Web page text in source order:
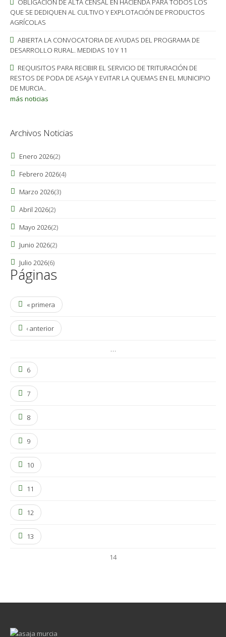
OBLIGACIÓN DE ALTA CENSAL EN HACIENDA PARA TODOS LOS
QUE SE DEDIQUEN AL CULTIVO Y EXPLOTACIÓN DE PRODUCTOS
AGRÍCOLAS
ABIERTA LA CONVOCATORIA DE AYUDAS DEL PROGRAMA DE
DESARROLLO RURAL. MEDIDAS 10 Y 11
REQUISITOS PARA RECIBIR EL SERVICIO DE TRITURACIÓN DE
RESTOS DE PODA DE ASAJA Y EVITAR LA QUEMAS EN EL MUNICIPIO
DE MURCIA..
más noticias
Archivos Noticias
Enero 2026(2)
Febrero 2026(4)
Marzo 2026(3)
Abril 2026(2)
Mayo 2026(2)
Junio 2026(2)
Julio 2026(6)
Páginas
« primera
‹ anterior
…
6
7
8
9
10
11
12
13
14